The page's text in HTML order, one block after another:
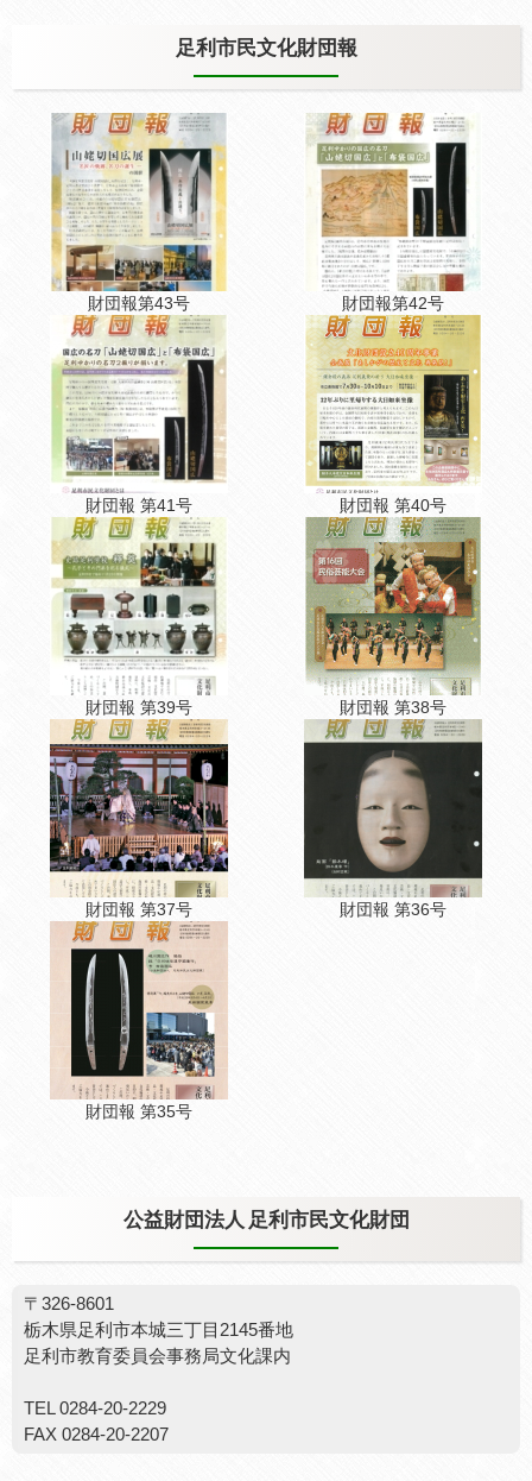
足利市民文化財団報
財団報第43号 財団報第42号
財団報 第41号 財団報 第40号
財団報 第39号 財団報 第38号
財団報 第37号 財団報 第36号
財団報 第35号
公益財団法人 足利市民文化財団
〒326-8601
栃木県足利市本城三丁目2145番地
足利市教育委員会事務局文化課内
TEL 0284-20-2229
FAX 0284-20-2207